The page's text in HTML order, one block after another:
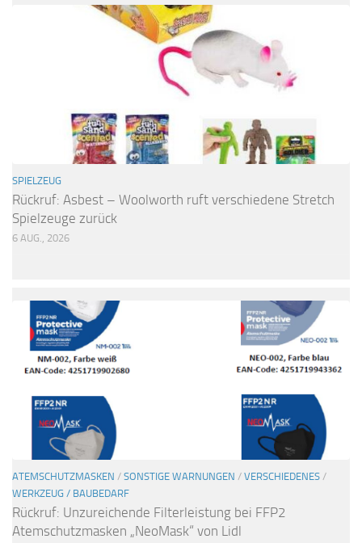
SPIELZEUG
Rückruf: Asbest – Woolworth ruft verschiedene Stretch
Spielzeuge zurück
6 AUG., 2026
ATEMSCHUTZMASKEN / SONSTIGE WARNUNGEN / VERSCHIEDENES /
WERKZEUG / BAUBEDARF
Rückruf: Unzureichende Filterleistung bei FFP2
Atemschutzmasken „NeoMask“ von Lidl